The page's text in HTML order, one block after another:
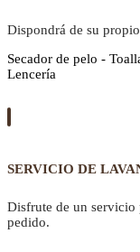
Dispondrá de su
Secador de pelo -
Lencería
SERVICIO DE
Disfrute de un servicio
pedido.